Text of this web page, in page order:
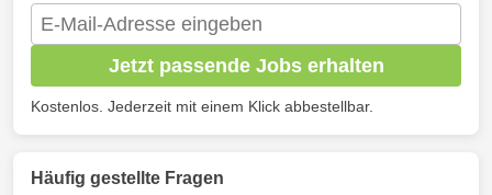
Jetzt passende Jobs erhalten
Kostenlos. Jederzeit mit einem Klick abbestellbar.
Häufig gestellte Fragen